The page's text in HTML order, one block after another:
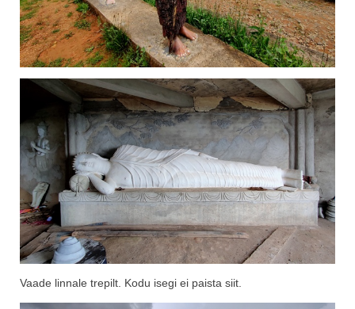
Vaade linnale trepilt. Kodu isegi ei paista siit.